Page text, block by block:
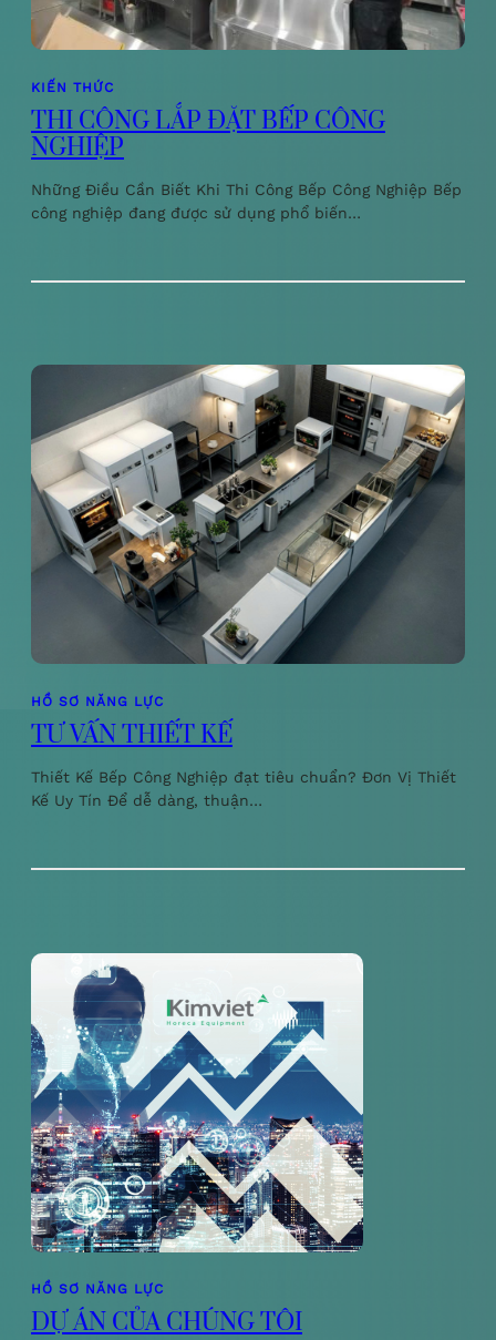
KIẾN THỨC
THI CÔNG LẮP ĐẶT BẾP CÔNG
NGHIỆP
Những Điều Cần Biết Khi Thi Công Bếp Công Nghiệp Bếp
công nghiệp đang được sử dụng phổ biến…
HỒ SƠ NĂNG LỰC
TƯ VẤN THIẾT KẾ
Thiết Kế Bếp Công Nghiệp đạt tiêu chuẩn? Đơn Vị Thiết
Kế Uy Tín Để dễ dàng, thuận…
HỒ SƠ NĂNG LỰC
DỰ ÁN CỦA CHÚNG TÔI